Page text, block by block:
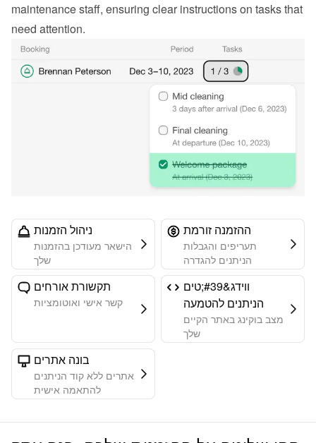
maintenance staff, ensuring clear instructions on tasks that
need attention.
ניהול הזמנות
הישאר מעודכן בהזמנות
שלך
ההזמנה זורמת
תעריפים והגבלות
הניתנים להגדרה
תקשורת אורחים
קשר אישי ואוטומציות
ווידג&#39;טים
הניתנים להטמעה
מצב בוקינג באתר הקיים
שלך
בונה אתרים
אתרים ללא קוד הניתנים
להתאמה אישית